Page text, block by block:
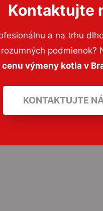
Kontaktujte
a na trhu
podmienok?
cenu výmeny kotla v
KONTAKTUJTE